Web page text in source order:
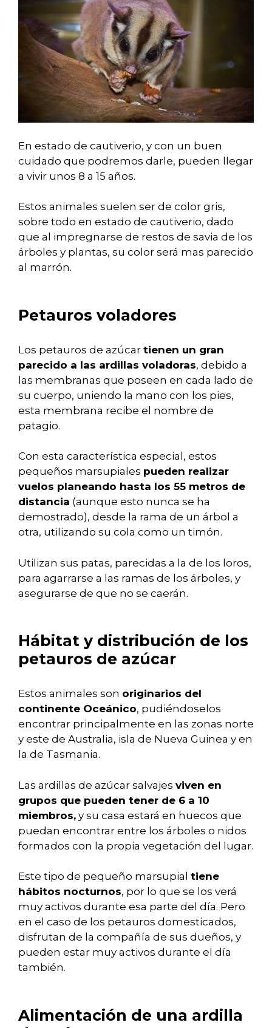
En estado de cautiverio, y con un buen
cuidado que podremos darle, pueden llegar
a vivir unos 8 a 15 años.
Estos animales suelen ser de color gris,
sobre todo en estado de cautiverio, dado
que al impregnarse de restos de savia de los
árboles y plantas, su color será mas parecido
al marrón.
Petauros voladores
Los petauros de azúcar tienen un gran
parecido a las ardillas voladoras, debido a
las membranas que poseen en cada lado de
su cuerpo, uniendo la mano con los pies,
esta membrana recibe el nombre de
patagio.
Con esta característica especial, estos
pequeños marsupiales pueden realizar
vuelos planeando hasta los 55 metros de
distancia (aunque esto nunca se ha
demostrado), desde la rama de un árbol a
otra, utilizando su cola como un timón.
Utilizan sus patas, parecidas a la de los loros,
para agarrarse a las ramas de los árboles, y
asegurarse de que no se caerán.
Hábitat y distribución de los
petauros de azúcar
Estos animales son originarios del
continente Oceánico, pudiéndoselos
encontrar principalmente en las zonas norte
y este de Australia, isla de Nueva Guinea y en
la de Tasmania.
Las ardillas de azúcar salvajes viven en
grupos que pueden tener de 6 a 10
miembros, y su casa estará en huecos que
puedan encontrar entre los árboles o nidos
formados con la propia vegetación del lugar.
Este tipo de pequeño marsupial tiene
hábitos nocturnos, por lo que se los verá
muy activos durante esa parte del día. Pero
en el caso de los petauros domesticados,
disfrutan de la compañía de sus dueños, y
pueden estar muy activos durante el día
también.
Alimentación de una ardilla